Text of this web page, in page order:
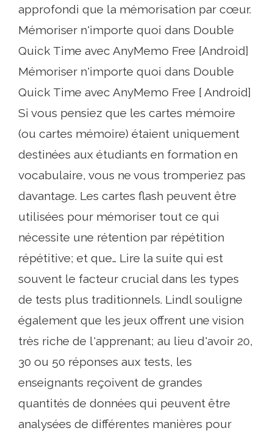
approfondi que la mémorisation par cœur.
Mémoriser n'importe quoi dans Double
Quick Time avec AnyMemo Free [Android]
Mémoriser n'importe quoi dans Double
Quick Time avec AnyMemo Free [ Android]
Si vous pensiez que les cartes mémoire
(ou cartes mémoire) étaient uniquement
destinées aux étudiants en formation en
vocabulaire, vous ne vous tromperiez pas
davantage. Les cartes flash peuvent être
utilisées pour mémoriser tout ce qui
nécessite une rétention par répétition
répétitive; et que… Lire la suite qui est
souvent le facteur crucial dans les types
de tests plus traditionnels. Lindl souligne
également que les jeux offrent une vision
très riche de l'apprenant; au lieu d'avoir 20,
30 ou 50 réponses aux tests, les
enseignants reçoivent de grandes
quantités de données qui peuvent être
analysées de différentes manières pour